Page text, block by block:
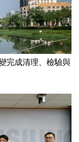
完成清理、檢驗與